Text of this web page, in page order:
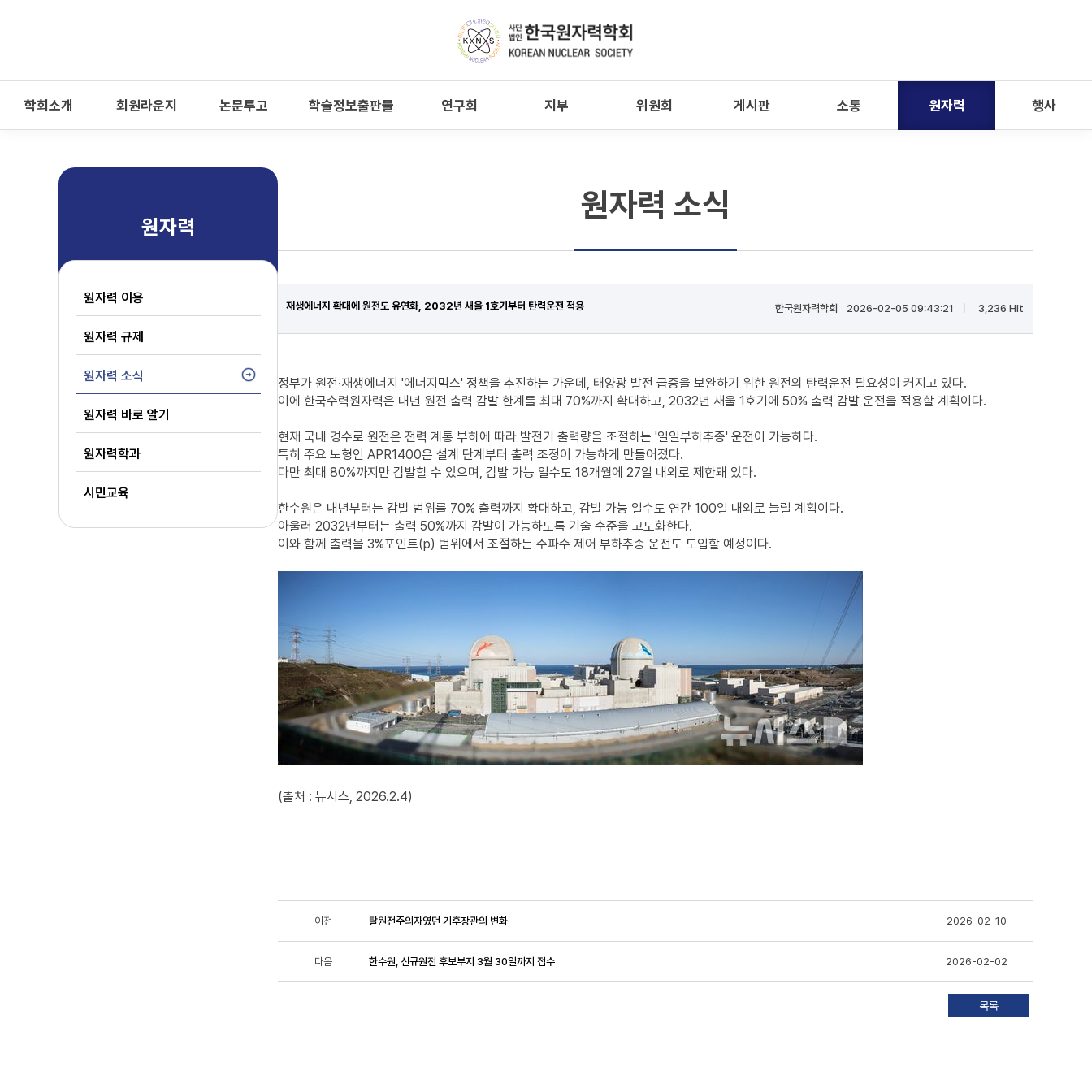
학회소개 회원라운지 논문투고 학술정보출판물 연구회 지부 위원회 게시판 소통 원자력 행사
원자력
원자력 이용
원자력 규제
원자력 소식
원자력 바로 알기
원자력학과
시민교육
원자력 소식
재생에너지 확대에 원전도 유연화, 2032년 새울 1호기부터 탄력운전 적용 한국원자력학회| 2026-02-05 09:43:21 3,236 Hit
정부가 원전·재생에너지 '에너지믹스' 정책을 추진하는 가운데, 태양광 발전 급증을 보완하기 위한 원전의 탄력운전 필요성이 커지고 있다.
이에 한국수력원자력은 내년 원전 출력 감발 한계를 최대 70%까지 확대하고, 2032년 새울 1호기에 50% 출력 감발 운전을 적용할 계획이다.
현재 국내 경수로 원전은 전력 계통 부하에 따라 발전기 출력량을 조절하는 '일일부하추종' 운전이 가능하다.
특히 주요 노형인 APR1400은 설계 단계부터 출력 조정이 가능하게 만들어졌다.
다만 최대 80%까지만 감발할 수 있으며, 감발 가능 일수도 18개월에 27일 내외로 제한돼 있다.
한수원은 내년부터는 감발 범위를 70% 출력까지 확대하고, 감발 가능 일수도 연간 100일 내외로 늘릴 계획이다.
아울러 2032년부터는 출력 50%까지 감발이 가능하도록 기술 수준을 고도화한다.
이와 함께 출력을 3%포인트(p) 범위에서 조절하는 주파수 제어 부하추종 운전도 도입할 예정이다.
(출처 : 뉴시스, 2026.2.4)
이전 탈원전주의자였던 기후장관의 변화 2026-02-10
다음 한수원, 신규원전 후보부지 3월 30일까지 접수 2026-02-02